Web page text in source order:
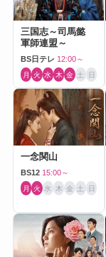
三国志～司馬懿
軍師連盟～
BS日テレ 12:00～
月 火 水 木 金 土 日
一念関山
BS12 15:00～
月 火 水 木 金 土 日